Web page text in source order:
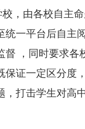
校，由各校自主
统一平台后自主
督 ，同时要求各
保证一定区分度
，打击学生对高